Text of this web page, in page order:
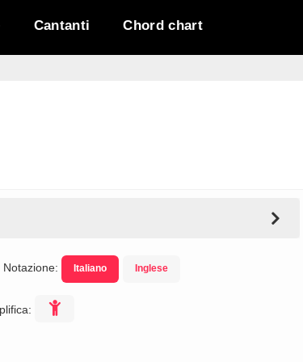
Cantanti Chord chart
Notazione: Italiano Inglese